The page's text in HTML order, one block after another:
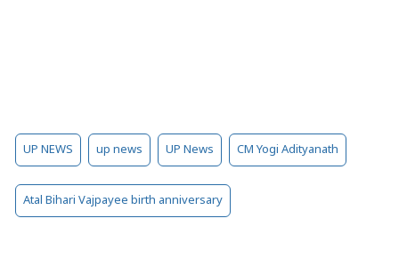
UP NEWS up news UP News CM Yogi Adityanath
Atal Bihari Vajpayee birth anniversary